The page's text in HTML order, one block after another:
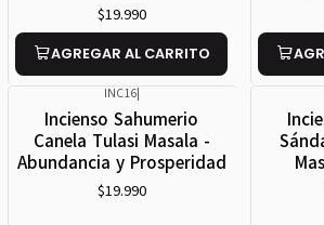
$19.990
AGREGAR AL CARRITO
INC16|
Incienso Sahumerio
Canela Tulasi Masala -
Abundancia y Prosperidad
$19.990